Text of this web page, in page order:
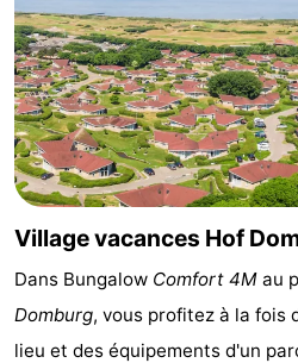
Last
minutes
Plages
Voir
et
faire
Lieux
d'intérêt
-
Musées
-
Monuments
Village vacances Hof
Dans Bungalow Comfort 4M au
Domburg, vous profitez à la fois
lieu et des équipements d'un